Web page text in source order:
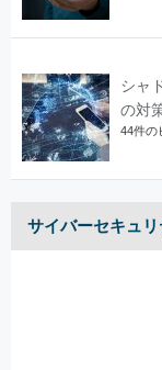
シャ
の対
44件の
サイバーセキュ